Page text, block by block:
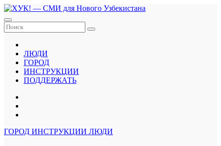
Перейти
к
содержанию
ЛЮДИ
ГОРОД
ИНСТРУКЦИИ
ПОДДЕРЖАТЬ
ГОРОД ИНСТРУКЦИИ ЛЮДИ